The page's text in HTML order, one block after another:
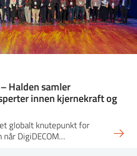
Halden samler
innen kjernekraft og
globalt knutepunkt for
DigiDECOM…